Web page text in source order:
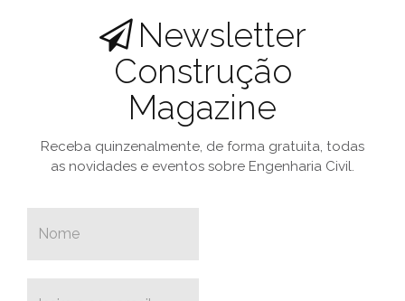
Newsletter
Construção
Magazine
Receba quinzenalmente, de forma gratuita, todas
as novidades e eventos sobre Engenharia Civil.